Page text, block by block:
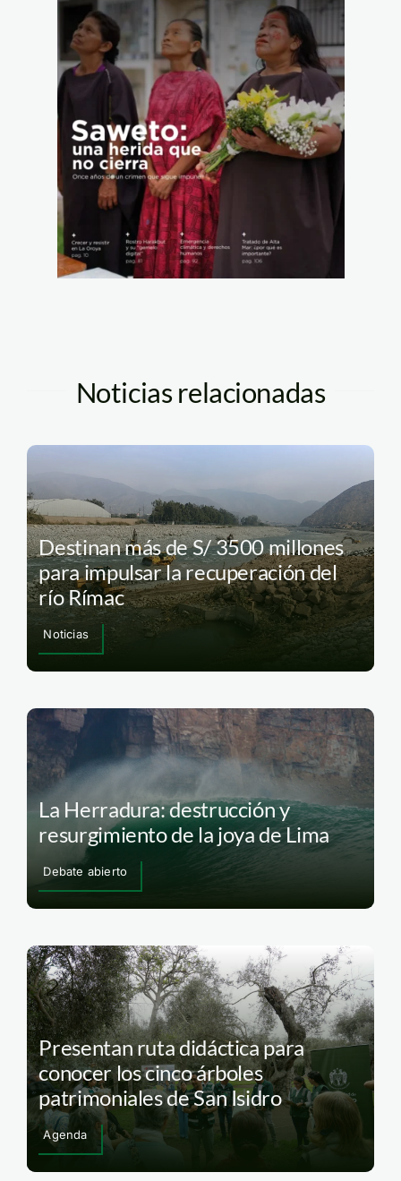
Noticias relacionadas
Destinan más de S/ 3500 millones
para impulsar la recuperación del
río Rímac
Noticias
La Herradura: destrucción y
resurgimiento de la joya de Lima
Debate abierto
Presentan ruta didáctica para
conocer los cinco árboles
patrimoniales de San Isidro
Agenda